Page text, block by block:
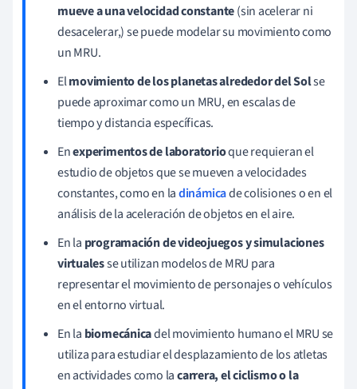
mueve a una velocidad constante(sin acelerar ni
desacelerar,) se puede modelar su movimiento como
un MRU.
Elmovimiento de los planetas alrededor del Solse
puede aproximar como un MRU, en escalas de
tiempo y distancia específicas.
Enexperimentos de laboratorioque requieran el
estudio de objetos que se mueven a velocidades
constantes, como en ladinámicade colisiones o en el
análisis de la aceleración de objetos en el aire.
En la programación de videojuegos y simulaciones
virtualesse utilizan modelos de MRU para
representar el movimiento de personajes o vehículos
en el entorno virtual.
En la biomecánicadel movimiento humano el MRU se
utiliza para estudiar el desplazamiento de los atletas
en actividades como lacarrera, el ciclismo o la